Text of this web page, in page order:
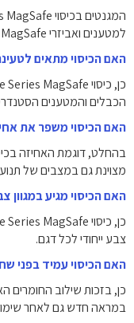
למטענים ואביזרי MagSafe מבלי להשפיע על האות הסלולרי.
האם הכיסוי מתאים
הכבלים והמטענים
האם הכיסוי משפר את
מצוינת גם במצבים של
האם הכיסוי מגיע במגוון
צבע ייחודי לכל דגם.
האם הכיסוי עמיד בפני
במראה חדש גם לאחר